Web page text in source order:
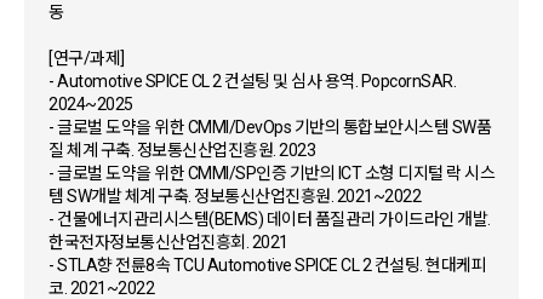
동
[연구/과제]
- Automotive SPICE CL 2 컨설팅 및 심사 용역. PopcornSAR.
2024~2025
- 글로벌 도약을 위한 CMMI/DevOps 기반의 통합보안시스템 SW품
질 체계 구축. 정보통신산업진흥원. 2023
- 글로벌 도약을 위한 CMMI/SP인증 기반의 ICT 소형 디지털 락 시스
템 SW개발 체계 구축. 정보통신산업진흥원. 2021~2022
- 건물에너지관리시스템(BEMS) 데이터 품질관리 가이드라인 개발.
한국전자정보통신산업진흥회. 2021
- STLA향 전륜8속 TCU Automotive SPICE CL 2 컨설팅. 현대케피
코. 2021~2022